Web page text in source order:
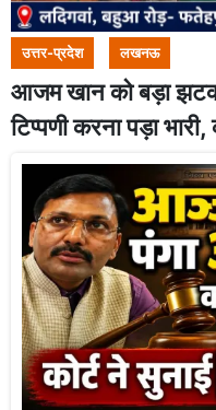
उत्तर-प्रदेश लखनऊ
आजम खान को बड़ा
टिप्पणी करना पड़ा